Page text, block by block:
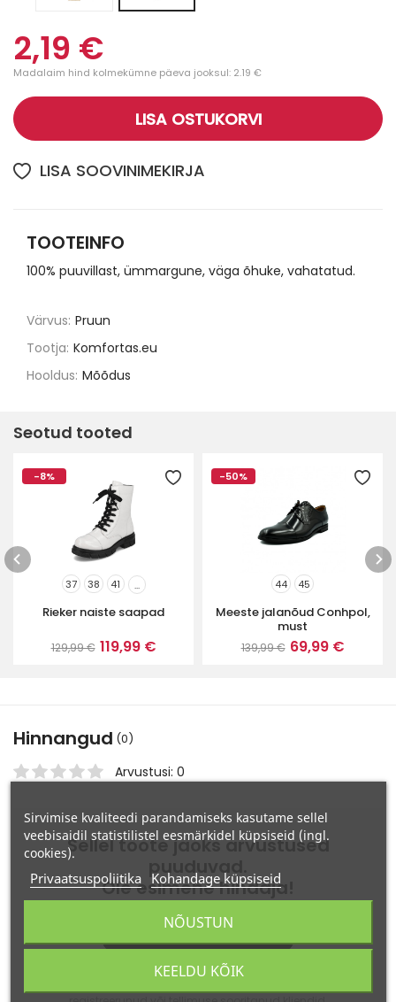
2,19 €
Madalaim hind kolmekümne päeva jooksul: 2.19 €
LISA OSTUKORVI
LISA SOOVINIMEKIRJA
TOOTEINFO
100% puuvillast, ümmargune, väga õhuke, vahatatud.
Värvus: Pruun
Tootja: Komfortas.eu
Hooldus: Mõõdus
Seotud tooted
-8%
37 38 41 ...
Rieker naiste saapad
129,99 € 119,99 €
-50%
44 45
Meeste jalanõud Conhpol,
must
139,99 € 69,99 €
Hinnangud (0)
Arvustusi: 0
Sellel toote jaoks arvustused
puuduvad.
Ole esimene hindaja!
Sirvimise kvaliteedi parandamiseks kasutame sellel
veebisaidil statistilistel eesmärkidel küpsiseid (ingl.
cookies).
Privaatsuspoliitika Kohandage küpsiseid
KEELDU KÕIK
NÕUSTUN